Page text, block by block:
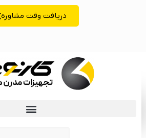
دریافت وقت مشاوره